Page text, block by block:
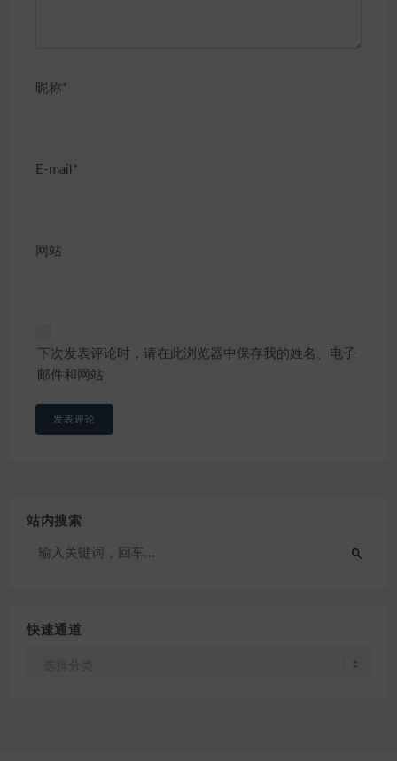
昵称*
E-mail*
网站
下次发表评论时，请在此浏览器中保存我的姓名、电子
邮件和网站
站内搜索
快速通道